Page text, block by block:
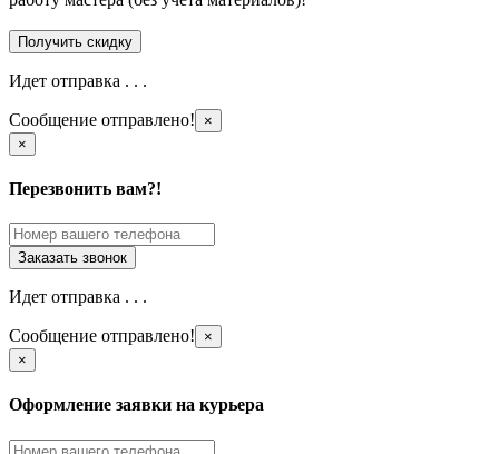
Идет отправка . . .
Сообщение отправлено!
×
×
Перезвонить вам?!
Идет отправка . . .
Сообщение отправлено!
×
×
Оформление заявки на курьера